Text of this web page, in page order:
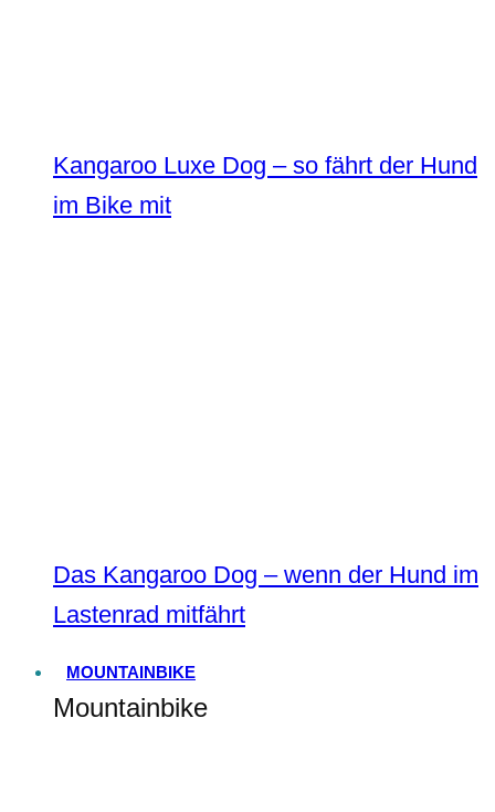
Kangaroo Luxe Dog – so fährt der Hund
im Bike mit
Das Kangaroo Dog – wenn der Hund im
Lastenrad mitfährt
MOUNTAINBIKE
Mountainbike